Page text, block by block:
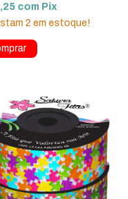
com Pix
2 em estoque!